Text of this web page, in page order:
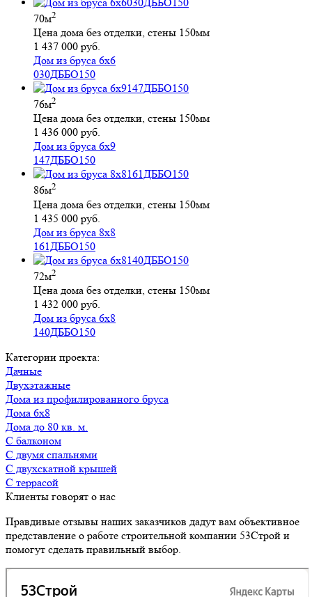
70м2
Цена дома без отделки, стены 150мм
1 437 000 руб.
Дом из бруса 6х6
030ДББО150
76м2
Цена дома без отделки, стены 150мм
1 436 000 руб.
Дом из бруса 6х9
147ДББО150
86м2
Цена дома без отделки, стены 150мм
1 435 000 руб.
Дом из бруса 8х8
161ДББО150
72м2
Цена дома без отделки, стены 150мм
1 432 000 руб.
Дом из бруса 6х8
140ДББО150
Категории проекта:
Дачные
Двухэтажные
Дома из профилированного бруса
Дома 6х8
Дома до 80 кв. м.
с балконом
с двумя спальнями
с двухскатной крышей
с террасой
Клиенты говорят о нас
Правдивые отзывы наших заказчиков дадут вам объективное
представление о работе строительной компании 53Строй и
помогут сделать правильный выбор.